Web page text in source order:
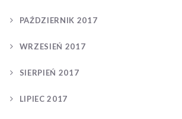
PAŹDZIERNIK 2017
WRZESIEŃ 2017
SIERPIEŃ 2017
LIPIEC 2017